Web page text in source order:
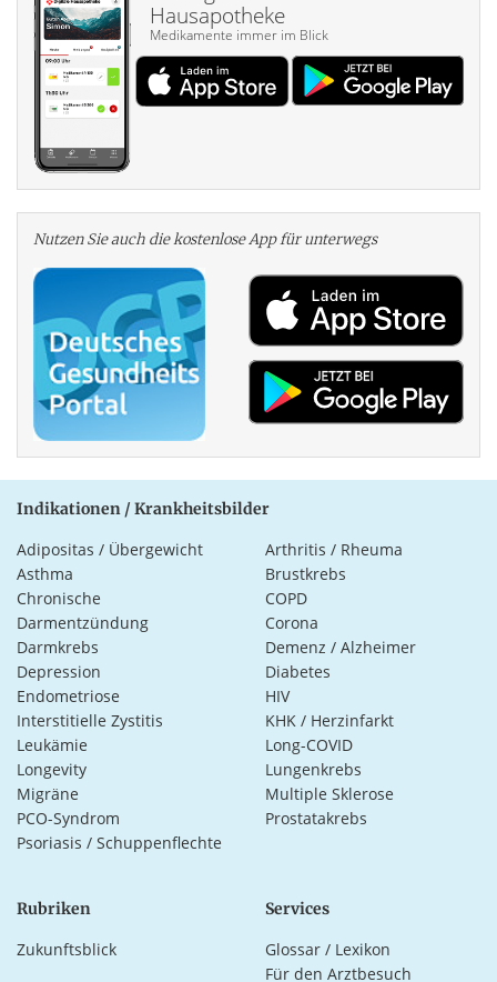
Hausapotheke
Medikamente immer im Blick
Nutzen Sie auch die kosten­lose App für unterwegs
Indikationen / Krankheitsbilder
Adipositas / Übergewicht
Arthritis / Rheuma
Asthma
Brustkrebs
Chronische
Darmentzündung
COPD
Corona
Darmkrebs
Demenz / Alzheimer
Depression
Diabetes
Endometriose
HIV
Interstitielle Zystitis
KHK / Herzinfarkt
Leukämie
Long-COVID
Longevity
Lungenkrebs
Migräne
Multiple Sklerose
PCO-Syndrom
Prostatakrebs
Psoriasis / Schuppenflechte
Rubriken
Zukunftsblick
Services
Glossar / Lexikon
Für den Arztbesuch